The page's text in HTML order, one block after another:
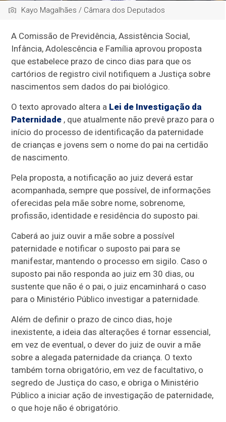
Kayo Magalhães / Câmara dos Deputados
A Comissão de Previdência, Assistência Social,
Infância, Adolescência e Família aprovou proposta
que estabelece prazo de cinco dias para que os
cartórios de registro civil notifiquem a Justiça sobre
nascimentos sem dados do pai biológico.
O texto aprovado altera a Lei de Investigação da
Paternidade , que atualmente não prevê prazo para o
início do processo de identificação da paternidade
de crianças e jovens sem o nome do pai na certidão
de nascimento.
Pela proposta, a notificação ao juiz deverá estar
acompanhada, sempre que possível, de informações
oferecidas pela mãe sobre nome, sobrenome,
profissão, identidade e residência do suposto pai.
Caberá ao juiz ouvir a mãe sobre a possível
paternidade e notificar o suposto pai para se
manifestar, mantendo o processo em sigilo. Caso o
suposto pai não responda ao juiz em 30 dias, ou
sustente que não é o pai, o juiz encaminhará o caso
para o Ministério Público investigar a paternidade.
Além de definir o prazo de cinco dias, hoje
inexistente, a ideia das alterações é tornar essencial,
em vez de eventual, o dever do juiz de ouvir a mãe
sobre a alegada paternidade da criança. O texto
também torna obrigatório, em vez de facultativo, o
segredo de Justiça do caso, e obriga o Ministério
Público a iniciar ação de investigação de paternidade,
o que hoje não é obrigatório.